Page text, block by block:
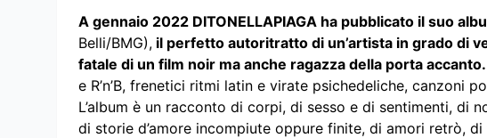
A gennaio 2022 DITONELLAPIAGA ha pubblicato il suo
Belli/BMG), il perfetto autoritratto di un’artista in grado di
fatale di un film noir ma anche ragazza della porta accanto.
e R’n’B, frenetici ritmi latin e virate psichedeliche, canzoni
L’album è un racconto di corpi, di sesso e di sentimenti, di
di storie d’amore incompiute oppure finite, di amori retrò,